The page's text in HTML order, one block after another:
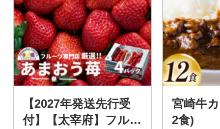
【2027年発送先行受
付】【太宰府】フルー
宮崎牛
2食)